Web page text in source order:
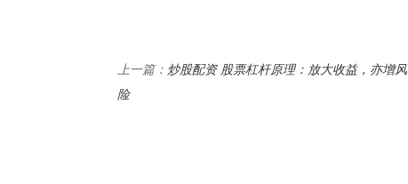
上一篇： 炒股配资 股票杠杆原理：放大收益，亦增风
险